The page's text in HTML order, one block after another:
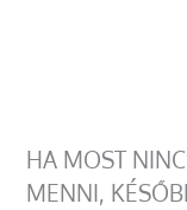
HA MOST
MENNI,